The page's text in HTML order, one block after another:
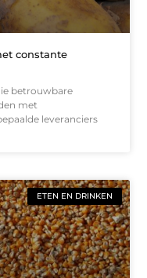
constante
betrouwbare
met
leveranciers
ETEN EN DRINKEN